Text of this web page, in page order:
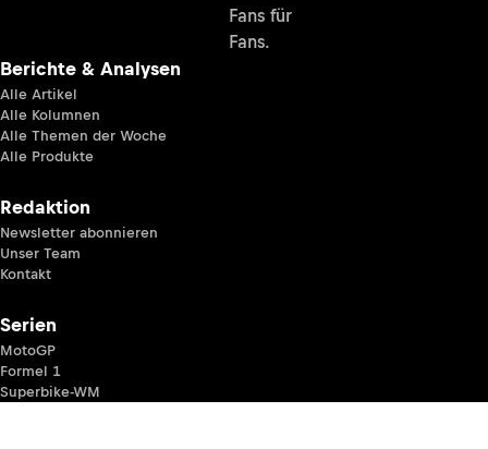
Fans für
Fans.
Berichte & Analysen
Alle Artikel
Alle Kolumnen
Alle Themen der Woche
Alle Produkte
Redaktion
Newsletter abonnieren
Unser Team
Kontakt
Serien
MotoGP
Formel 1
Superbike-WM